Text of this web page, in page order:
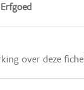
over deze